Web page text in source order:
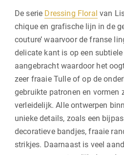
De serie Dressing Floral van
chique en grafische lijn in de
couture’ waarvoor de franse
delicate kant is op een
aangebracht waardoor het
zeer fraaie Tulle of op de
gebruikte patronen en vormen
verleidelijk. Alle ontwerpen
unieke details, zoals een
decoratieve bandjes, fraaie
strikjes. Daarnaast is veel